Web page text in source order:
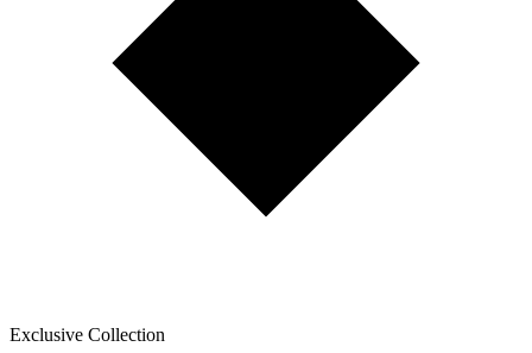
Exclusive Collection